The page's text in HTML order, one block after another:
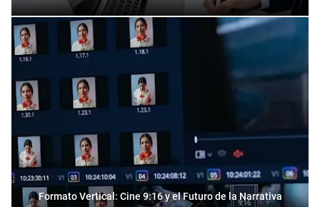
Formato Vertical: Cine 9:16 y el Futuro de la Narrativa